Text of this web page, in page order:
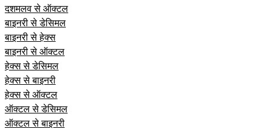
दशमलव से ऑक्टल
बाइनरी से डेसिमल
बाइनरी से हेक्स
बाइनरी से ऑक्टल
हेक्स से डेसिमल
हेक्स से बाइनरी
हेक्स से ऑक्टल
ऑक्टल से डेसिमल
ऑक्टल से बाइनरी